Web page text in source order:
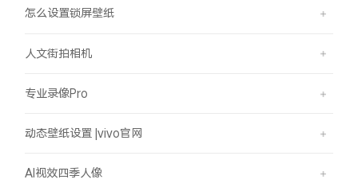
怎么设置锁屏壁纸
人文街拍相机
专业录像Pro
动态壁纸设置 |vivo官网
AI视效四季人像